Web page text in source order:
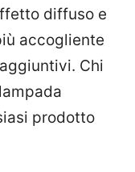
diffuso e
accogliente
Chi
prodotto